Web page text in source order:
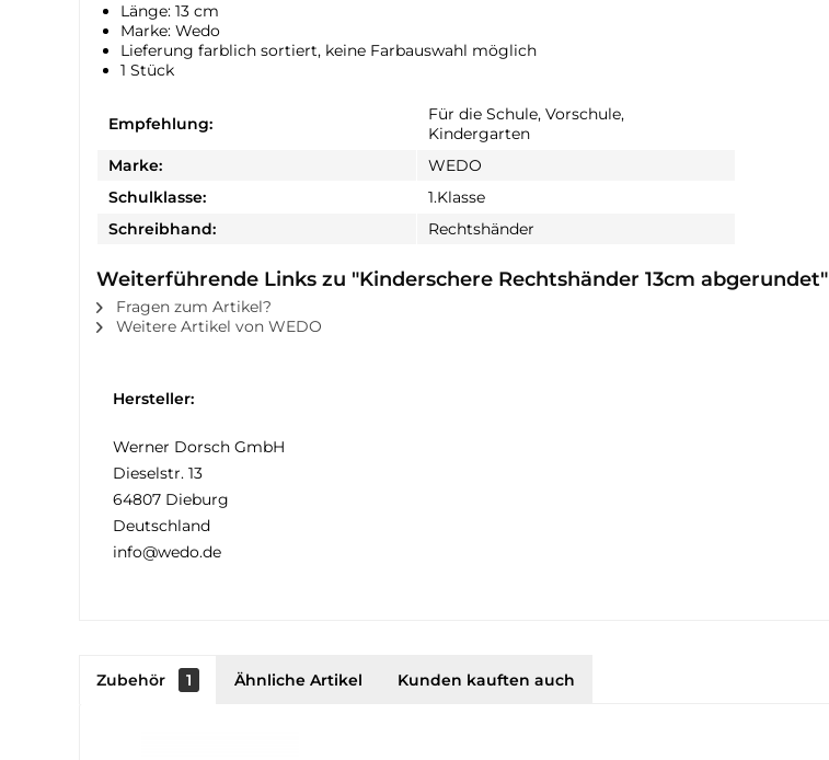
Länge: 13 cm
Marke: Wedo
Lieferung farblich sortiert, keine Farbauswahl möglich
1 Stück
Empfehlung:
Für die Schule, Vorschule,
Kindergarten
Marke:
WEDO
Schulklasse:
1.Klasse
Schreibhand:
Rechtshänder
Weiterführende Links zu "Kinderschere Rechtshänder 13cm abgerundet"
Fragen zum Artikel?
Weitere Artikel von WEDO
Hersteller:
Werner Dorsch GmbH
Dieselstr. 13
64807 Dieburg
Deutschland
info@wedo.de
Zubehör 1 Ähnliche Artikel Kunden kauften auch